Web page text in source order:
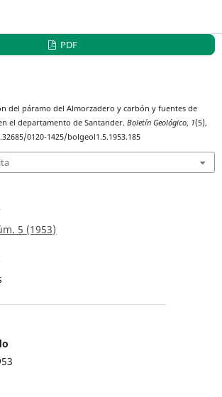
PDF
del páramo del Almorzadero y carbón y fuentes de
el departamento de Santander.Boletín Geológico, 1(5),
0120-1425/bolgeol1.5.1953.185
5 (1953)